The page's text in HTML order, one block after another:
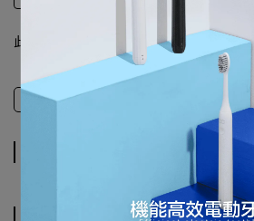
此商品 「 最高 」可以折抵紅利 點 (約等於
商品介紹 規格說明